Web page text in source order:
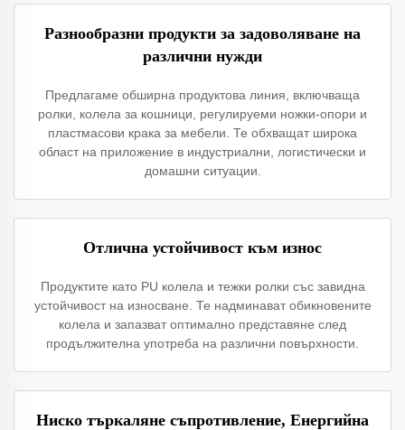
Разнообразни продукти за задоволяване на
различни нужди
Предлагаме обширна продуктовa линия, включваща
ролки, колела за кошници, регулируеми ножки-опори и
пластмасови крака за мебели. Те обхващат широка
област на приложение в индустриални, логистически и
домашни ситуации.
Отлична устойчивост към износ
Продуктите като PU колела и тежки ролки със завидна
устойчивост на износване. Те надминават обикновените
колела и запазват оптимално представяне след
продължителна употреба на различни повърхности.
Ниско търкаляне съпротивление, Енергийна